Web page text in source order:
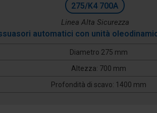
275/K4 700A
Linea Alta Sicurezza
automatici con unità
Diametro 275 mm
Altezza: 700 mm
Profondità di scavo: 1400 mm